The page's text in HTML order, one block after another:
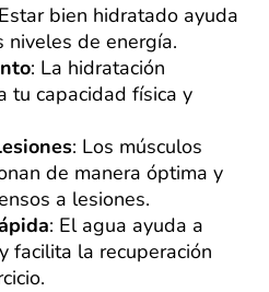
bien hidratado ayuda
niveles de energía.
: La hidratación
tu capacidad física y
: Los músculos
de manera óptima y
a lesiones.
: El agua ayuda a
facilita la recuperación